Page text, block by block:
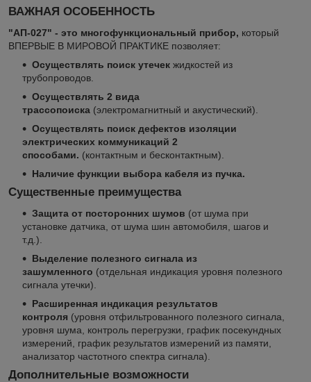
ВАЖНАЯ ОСОБЕННОСТЬ
"АП-027" - это многофункциональный прибор, который
ВПЕРВЫЕ В МИРОВОЙ ПРАКТИКЕ позволяет:
Осуществлять поиск утечек жидкостей из
трубопроводов.
Осуществлять 2 вида
трассопоиска (электромагнитный и акустический).
Осуществлять поиск дефектов изоляции
электрических коммуникаций 2
способами. (контактным и бесконтактным).
Наличие функции выбора кабеля из пучка.
Существенные преимущества
Защита от посторонних шумов (от шума при
установке датчика, от шума шин автомобиля, шагов и
т.д.).
Выделение полезного сигнала из
зашумленного (отдельная индикация уровня полезного
сигнала утечки).
Расширенная индикация результатов
контроля (уровня отфильтрованного полезного сигнала,
уровня шума, контроль перегрузки, график посекундных
измерений, график результатов измерений из памяти,
анализатор частотного спектра сигнала).
Дополнительные возможности